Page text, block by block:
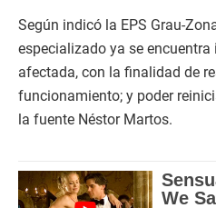
Según indicó la EPS Grau-
especializado ya se
afectada, con la finalidad de
funcionamiento; y poder
la fuente Néstor Martos.